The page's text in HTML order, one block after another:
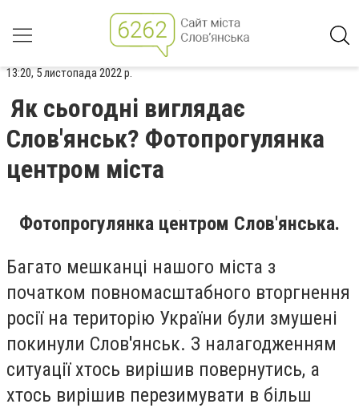
13:20, 5 листопада 2022 р.
Як сьогодні виглядає
Слов'янськ? Фотопрогулянка
центром міста
Фотопрогулянка центром Слов'янська.
Багато мешканці нашого міста з
початком повномасштабного вторгнення
росії на територію України були змушені
покинули Слов'янськ. З налагодженням
ситуації хтось вирішив повернутись, а
хтось вирішив перезимувати в більш